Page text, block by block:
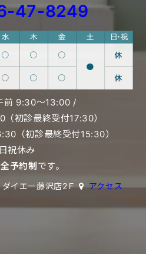
47-8249
前 9:30〜13:00 /
初診最終受付17:30）
（初診最終受付15:30）
祝休み
予約制です。
イエー藤沢店2Ｆ アクセス